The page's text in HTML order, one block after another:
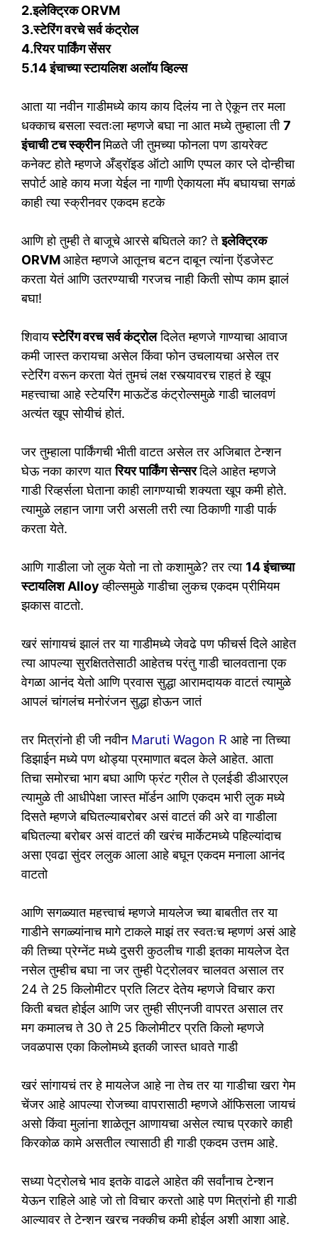
2.इलेक्ट्रिक ORVM
3.स्टेरिंग वरचे सर्व कंट्रोल
4.रियर पार्किंग सेंसर
5.14 इंचाच्या स्टायलिश अलॉय व्हिल्स
आता या नवीन गाडीमध्ये काय काय दिलंय ना ते ऐकून तर मला
धक्काच बसला स्वतःला म्हणजे बघा ना आत मध्ये तुम्हाला ती7
इंचाची टच स्क्रीनमिळते जी तुमच्या फोनला पण डायरेक्ट
कनेक्ट होते म्हणजे अँड्रॉइड ऑटो आणि एप्पल कार प्ले दोन्हीचा
सपोर्ट आहे काय मजा येईल ना गाणी ऐकायला मॅप बघायचा सगळं
काही त्या स्क्रीनवर एकदम हटके
आणि हो तुम्ही ते बाजूचे आरसे बघितले का? तेइलेक्ट्रिक
ORVMआहेत म्हणजे आतूनच बटन दाबून त्यांना ऍडजेस्ट
करता येतं आणि उतरण्याची गरजच नाही किती सोप्प काम झालं
बघा!
शिवायस्टेरिंग वरच सर्व कंट्रोलदिलेत म्हणजे गाण्याचा आवाज
कमी जास्त करायचा असेल किंवा फोन उचलायचा असेल तर
स्टेरिंग वरून करता येतं तुमचं लक्ष रस्त्यावरच राहतं हे खूप
महत्त्वाचा आहे स्टेयरिंग माऊटेंड कंट्रोल्समुळे गाडी चालवणं
अत्यंत खूप सोयीचं होतं.
जर तुम्हाला पार्किंगची भीती वाटत असेल तर अजिबात टेन्शन
घेऊ नका कारण यातरियर पार्किंग सेन्सरदिले आहेत म्हणजे
गाडी रिव्हर्सला घेताना काही लागण्याची शक्यता खूप कमी होते.
त्यामुळे लहान जागा जरी असली तरी त्या ठिकाणी गाडी पार्क
करता येते.
आणि गाडीला जो लुक येतो ना तो कशामुळे? तर त्या 14 इंचाच्या
स्टायलिश Alloyव्हील्समुळे गाडीचा लुकच एकदम प्रीमियम
झकास वाटतो.
खरं सांगायचं झालं तर या गाडीमध्ये जेवढे पण फीचर्स दिले आहेत
त्या आपल्या सुरक्षिततेसाठी आहेतच परंतु गाडी चालवताना एक
वेगळा आनंद येतो आणि प्रवास सुद्धा आरामदायक वाटतं त्यामुळे
आपलं चांगलंच मनोरंजन सुद्धा होऊन जातं
तर मित्रांनो ही जी नवीन Maruti Wagon R आहे ना तिच्या
डिझाईन मध्ये पण थोड्या प्रमाणात बदल केले आहेत. आता
तिचा समोरचा भाग बघा आणि फ्रंट ग्रील ते एलईडी डीआरएल
त्यामुळे ती आधीपेक्षा जास्त मॉर्डन आणि एकदम भारी लुक मध्ये
दिसते म्हणजे बघितल्याबरोबर असं वाटतं की अरे वा गाडीला
बघितल्या बरोबर असं वाटतं की खरंच मार्केटमध्ये पहिल्यांदाच
असा एवढा सुंदर ललुक आला आहे बघून एकदम मनाला आनंद
वाटतो
आणि सगळ्यात महत्त्वाचं म्हणजे मायलेज च्या बाबतीत तर या
गाडीने सगळ्यांनाच मागे टाकले माझं तर स्वतःच म्हणणं असं आहे
की तिच्या प्रेग्नेंट मध्ये दुसरी कुठलीच गाडी इतका मायलेज देत
नसेल तुम्हीच बघा ना जर तुम्ही पेट्रोलवर चालवत असाल तर
24 ते 25 किलोमीटर प्रति लिटर देतेय म्हणजे विचार करा
किती बचत होईल आणि जर तुम्ही सीएनजी वापरत असाल तर
मग कमालच ते 30 ते 25 किलोमीटर प्रति किलो म्हणजे
जवळपास एका किलोमध्ये इतकी जास्त धावते गाडी
खरं सांगायचं तर हे मायलेज आहे ना तेच तर या गाडीचा खरा गेम
चेंजर आहे आपल्या रोजच्या वापरासाठी म्हणजे ऑफिसला जायचं
असो किंवा मुलांना शाळेतून आणायचा असेल त्याच प्रकारे काही
किरकोळ कामे असतील त्यासाठी ही गाडी एकदम उत्तम आहे.
सध्या पेट्रोलचे भाव इतके वाढले आहेत की सर्वांनाच टेन्शन
येऊन राहिले आहे जो तो विचार करतो आहे पण मित्रांनो ही गाडी
आल्यावर ते टेन्शन खरच नक्कीच कमी होईल अशी आशा आहे.